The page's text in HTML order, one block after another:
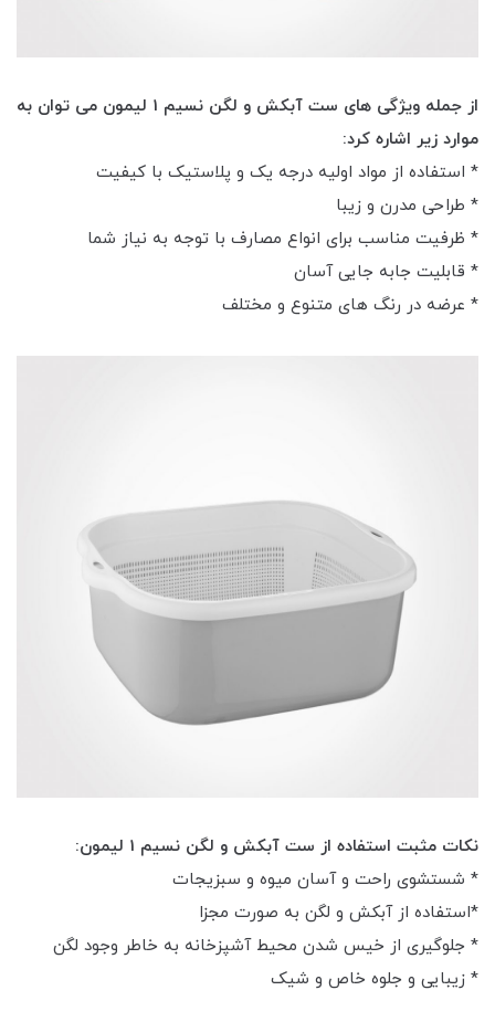
از جمله ویژگی های ست آبکش و لگن نسیم 1 لیمون می توان به
موارد زیر اشاره کرد:
* استفاده از مواد اولیه درجه یک و پلاستیک با کیفیت
* طراحی مدرن و زیبا
* ظرفیت مناسب برای انواع مصارف با توجه به نیاز شما
* قابلیت جابه جایی آسان
* عرضه در رنگ های متنوع و مختلف
نکات مثبت استفاده از ست آبکش و لگن نسیم 1 لیمون:
* شستشوی راحت و آسان میوه و سبزیجات
*استفاده از آبکش و لگن به صورت مجزا
* جلوگیری از خیس شدن محیط آشپزخانه به خاطر وجود لگن
* زیبایی و جلوه خاص و شیک